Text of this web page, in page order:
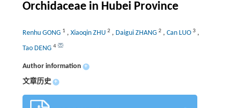
Orchidaceae in Hubei Province
Renhu GONG 1 , Xiaoqin ZHU 2 , Daigui ZHANG 2 , Can LUO 3 ,
Tao DENG 4
Author information +
文章历史 +